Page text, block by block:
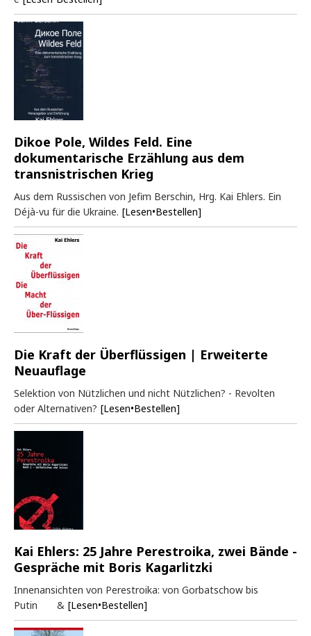
Dikoe Pole, Wildes Feld. Eine
dokumentarische Erzählung aus dem
transnistrischen Krieg
Aus dem Russischen von Jefim Berschin, Hrg. Kai Ehlers. Ein
Déjà-vu für die Ukraine. [Lesen•Bestellen]
Die Kraft der Überflüssigen | Erweiterte
Neuauflage
Selektion von Nützlichen und nicht Nützlichen? - Revolten
oder Alternativen? [Lesen•Bestellen]
Kai Ehlers: 25 Jahre Perestroika, zwei Bände -
Gespräche mit Boris Kagarlitzki
Innenansichten von Perestroika: von Gorbatschow bis
Putin & [Lesen•Bestellen]